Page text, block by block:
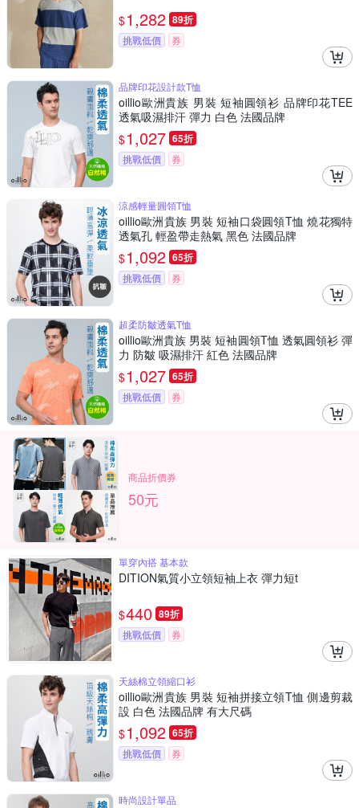
$1,282 89折
挑戰低價 券
品牌印花設計款T恤
oillio歐洲貴族 男裝 短袖圓領衫 品牌印花TEE
透氣吸濕排汗 彈力 白色 法國品牌
$1,027 65折
挑戰低價 券
涼感輕量圓領T恤
oillio歐洲貴族 男裝 短袖口袋圓領T恤 燒花獨特
透氣孔 輕盈帶走熱氣 黑色 法國品牌
$1,092 65折
挑戰低價 券
超柔防皺透氣T恤
oillio歐洲貴族 男裝 短袖圓領T恤 透氣圓領衫 彈
力 防皺 吸濕排汗 紅色 法國品牌
$1,027 65折
挑戰低價 券
商品折價券
50元
單穿內搭 基本款
DITION氣質小立領短袖上衣 彈力短t
$440 89折
挑戰低價 券
天絲棉立領縮口衫
oillio歐洲貴族 男裝 短袖拼接立領T恤 側邊剪裁
設 白色 法國品牌 有大尺碼
$1,092 65折
挑戰低價 券
時尚設計單品